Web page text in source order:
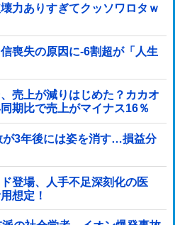
力ありすぎてクッソワロタｗ
喪失の原因に-6割超が「人生
売上が減りはじめた？カカオ
期比で売上がマイナス16％
が3年後には姿を消す…損益分
登場、人手不足深刻化の医
想定！